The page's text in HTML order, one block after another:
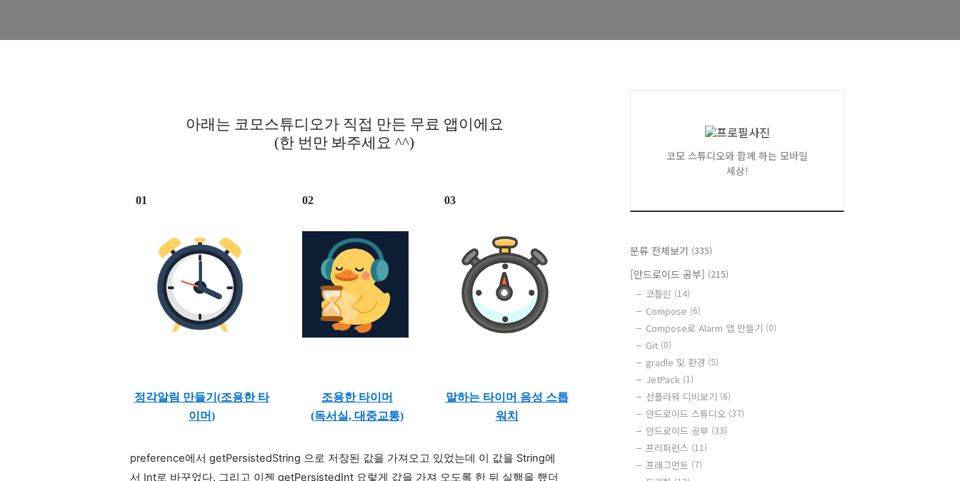
아래는 코모스튜디오가 직접 만든 무료 앱이에요
(한 번만 봐주세요 ^^)
01 02 03
정각알림 만들기(조용한 타
이머)
조용한 타이머
(독서실, 대중교통)
말하는 타이머 음성 스톱
워치
preference에서 getPersistedString 으로 저장된 값을 가져오고 있었는데 이 값을 String에
서 Int로 바꾸었다. 그리고 이젠 getPersistedInt 요렇게 값을 가져 오도록 한 뒤 실행을 했더
코모 스튜디오와 함께 하는 모바일
세상!
분류 전체보기 (335)
[안드로이드 공부] (215)
코틀린 (14)
Compose (6)
Compose로 Alarm 앱 만들기 (0)
Git (0)
gradle 및 환경 (5)
JetPack (1)
선플라워 디비보기 (6)
안드로이드 스튜디오 (37)
안드로이드 공부 (33)
프리퍼런스 (11)
프래그먼트 (7)